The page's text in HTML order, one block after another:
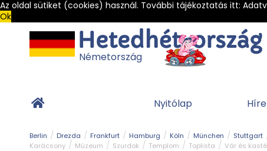
Az oldal sütiket (cookies) használ. További tájékoztatás itt:
Ok
Németország
Nyitólap
Berlin Drezda Frankfurt Hamburg Köln München Stuttgart
Karácsony
Múzeum Szurdok Templom Toplista Vár és